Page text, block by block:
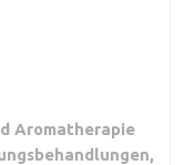
Aromatherapie